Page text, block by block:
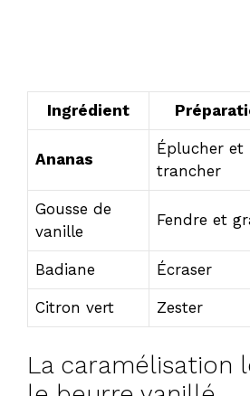
Ingrédient
Ananas
Éplucher et
trancher
Gousse de
vanille
Fendre et
Badiane Écraser
Citron vert Zester
La caramélisation